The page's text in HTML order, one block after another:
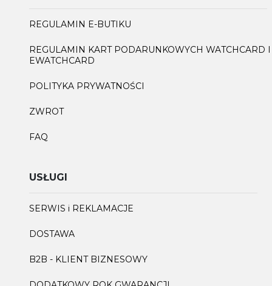
REGULAMIN E-BUTIKU
REGULAMIN KART PODARUNKOWYCH WATCHCARD I
EWATCHCARD
POLITYKA PRYWATNOŚCI
ZWROT
FAQ
USŁUGI
SERWIS i REKLAMACJE
DOSTAWA
B2B - KLIENT BIZNESOWY